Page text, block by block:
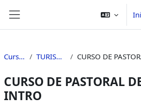
Cursos TURISMO
CURSO DE PASTORAL
INTRO